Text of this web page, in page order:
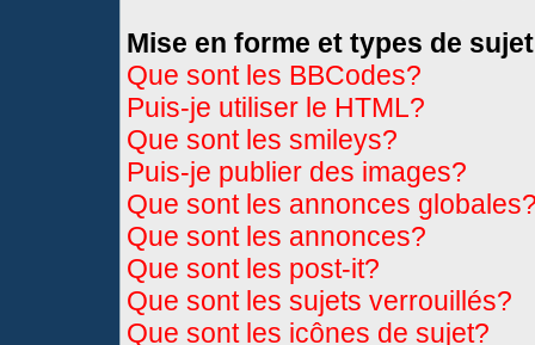
Mise en forme et types de sujet
Que sont les BBCodes?
Puis-je utiliser le HTML?
Que sont les smileys?
Puis-je publier des images?
Que sont les annonces
Que sont les annonces?
Que sont les post-it?
Que sont les sujets verrouillés?
Que sont les icônes de sujet?